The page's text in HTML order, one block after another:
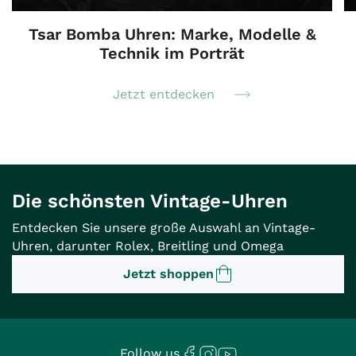
Tsar Bomba Uhren: Marke, Modelle &
Technik im Porträt
Jetzt entdecken
Die schönsten Vintage-Uhren
Entdecken Sie unsere große Auswahl an Vintage-
Uhren, darunter Rolex, Breitling und Omega
Jetzt shoppen